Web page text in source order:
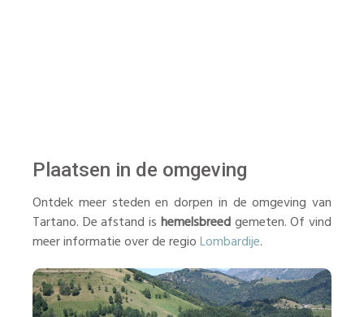
Plaatsen in de omgeving
Ontdek meer steden en dorpen in de omgeving van
Tartano. De afstand is hemelsbreedgemeten. Of vind
meer informatie over de regioLombardije.